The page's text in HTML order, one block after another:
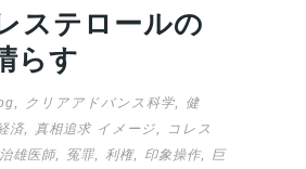
ステロールの
らす
クリアアドバンス科学
健
済 真相追求 イメージ
コレス
雄医師, 冤罪 利権, 印象操作,
巨